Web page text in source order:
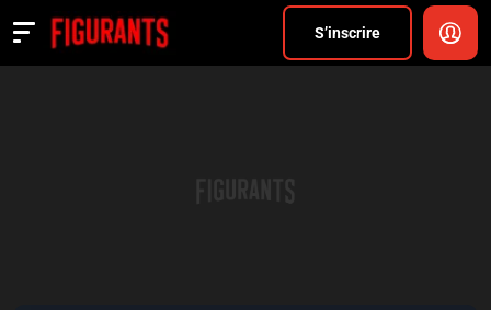
S’inscrire
Actualités